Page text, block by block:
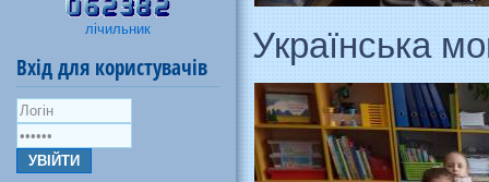
лічильник
Вхід для користувачів
Українська